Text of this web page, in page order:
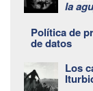
la
Política de
de datos
Los